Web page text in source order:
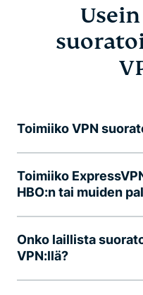
Toimiiko VPN
Toimiiko
HBO:n tai muiden
Onko laillista
VPN:llä?